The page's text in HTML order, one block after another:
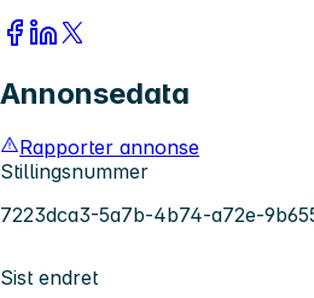
Annonsedata
Rapporter annonse
Stillingsnummer
7223dca3-5a7b-4b74-a72e-
Sist endret